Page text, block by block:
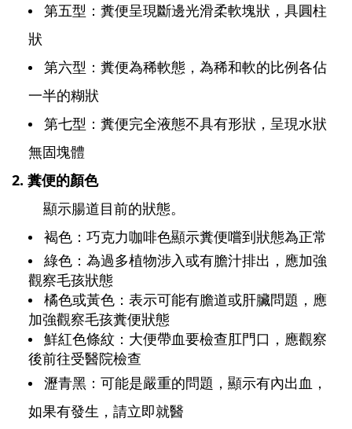
第五型：糞便呈現斷邊光滑柔軟塊狀，具圓柱
狀
第六型：糞便為稀軟態，為稀和軟的比例各佔
一半的糊狀
第七型：糞便完全液態不具有形狀，呈現水狀
無固塊體
2. 糞便的顏色
顯示腸道目前的狀態。
褐色：巧克力咖啡色顯示糞便嚐到狀態為正常
綠色：為過多植物涉入或有膽汁排出，應加強
觀察毛孩狀態
橘色或黃色：表示可能有膽道或肝臟問題，應
加強觀察毛孩糞便狀態
鮮紅色條紋：大便帶血要檢查肛門口，應觀察
後前往受醫院檢查
瀝青黑：可能是嚴重的問題，顯示有內出血，
如果有發生，請立即就醫